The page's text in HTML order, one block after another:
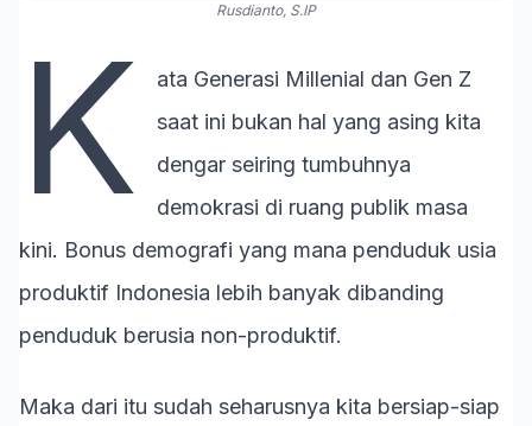
Rusdianto, S.IP
K
ata Generasi Millenial dan Gen Z
saat ini bukan hal yang asing kita
dengar seiring tumbuhnya
demokrasi di ruang publik masa
kini. Bonus demografi yang mana penduduk usia
produktif Indonesia lebih banyak dibanding
penduduk berusia non-produktif.
Maka dari itu sudah seharusnya kita bersiap-siap